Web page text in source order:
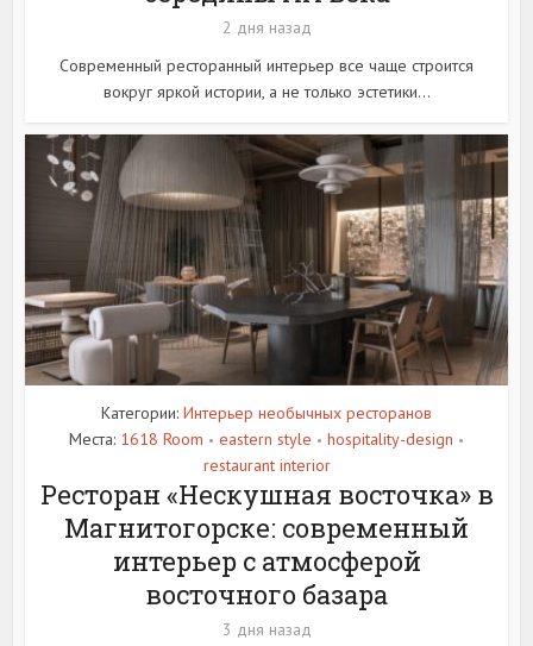
2 дня назад
Современный ресторанный интерьер все чаще строится
вокруг яркой истории, а не только эстетики...
Категории: Интерьер необычных ресторанов
Места: 1618 Room • eastern style • hospitality-design •
restaurant interior
Ресторан «Нескушная восточка» в
Магнитогорске: современный
интерьер с атмосферой
восточного базара
3 дня назад